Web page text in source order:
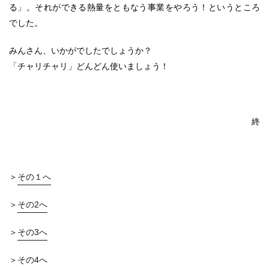
る」。それができる熱量をともなう事業をやろう！というところ
でした。
みんさん、いかがでしたでしょうか？
「チャリチャリ」どんどん使いましょう！
終
＞ その１へ
＞ その2へ
＞ その3へ
＞ その4へ